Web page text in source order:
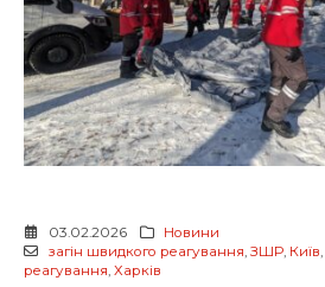
03.02.2026
Новини
загін швидкого реагування, ЗШР, Київ,
реагування, Харків